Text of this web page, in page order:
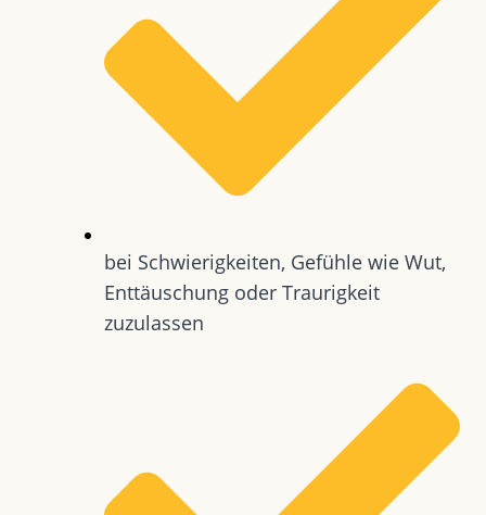
bei Schwierigkeiten, Gefühle wie Wut,
Enttäuschung oder Traurigkeit
zuzulassen